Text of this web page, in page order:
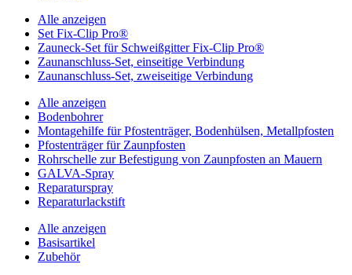
Alle anzeigen
Set Fix-Clip Pro®
Zauneck-Set für Schweißgitter Fix-Clip Pro®
Zaunanschluss-Set, einseitige Verbindung
Zaunanschluss-Set, zweiseitige Verbindung
Alle anzeigen
Bodenbohrer
Montagehilfe für Pfostenträger, Bodenhülsen, Metallpfosten
Pfostenträger für Zaunpfosten
Rohrschelle zur Befestigung von Zaunpfosten an Mauern
GALVA-Spray
Reparaturspray
Reparaturlackstift
Alle anzeigen
Basisartikel
Zubehör